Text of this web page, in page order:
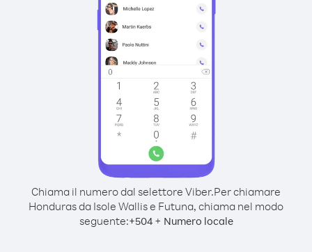
Chiama il numero dal selettore Viber.Per chiamare
Honduras da Isole Wallis e Futuna, chiama nel modo
seguente:+504+ Numero locale